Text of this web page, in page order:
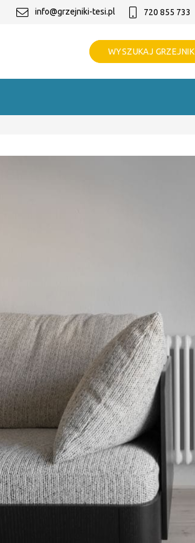
info@grzejniki-tesi.pl 720 855 733
WYSZUKAJ GRZEJNIK